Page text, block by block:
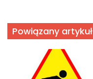
Powiązany artykuł